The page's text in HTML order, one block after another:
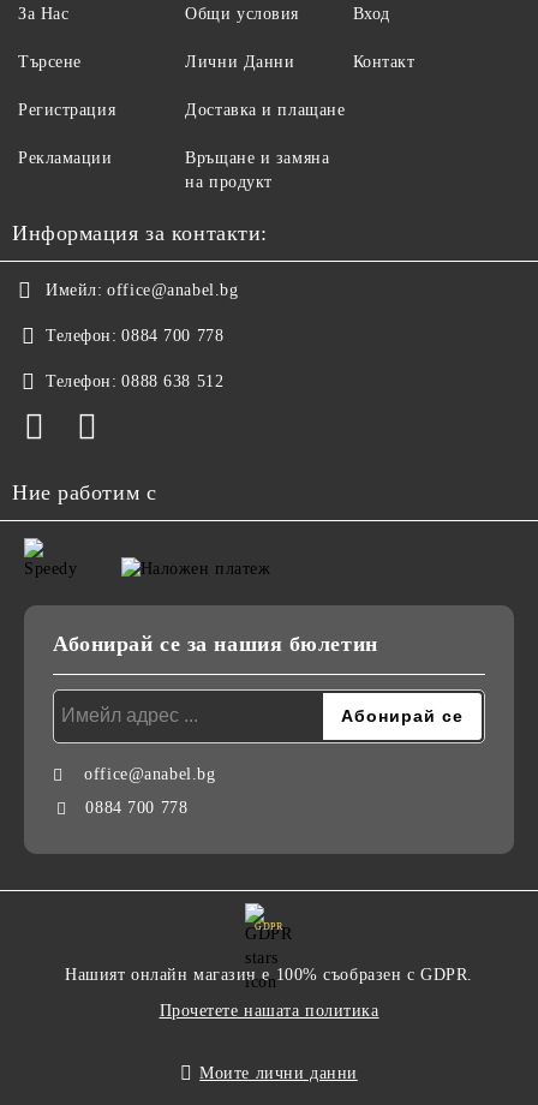
За Нас
Търсене
Регистрация
Рекламации
Общи условия
Лични Данни
Доставка и плащане
Връщане и замяна
на продукт
Вход
Контакт
Информация за контакти:
Имейл: office@anabel.bg
Телефон: 0884 700 778
Телефон: 0888 638 512
Ние работим с
Абонирай се за нашия бюлетин
office@anabel.bg
0884 700 778
GDPR
Нашият онлайн магазин е 100% съобразен с GDPR.
Прочетете нашата политика
Моите лични данни